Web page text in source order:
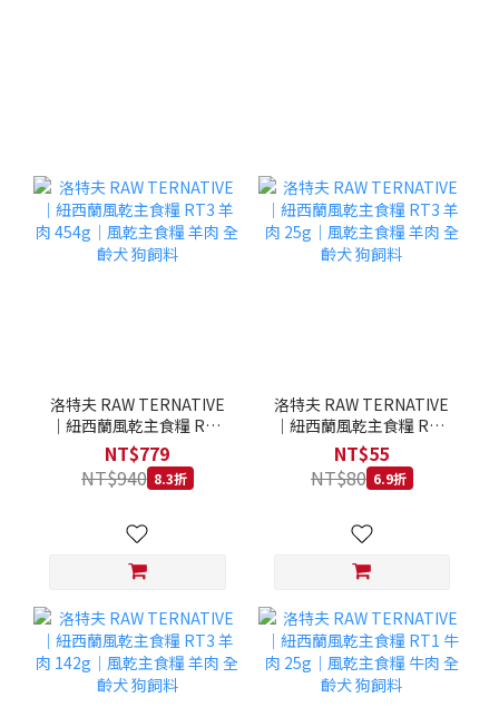
洛特夫 RAW TERNATIVE
｜紐西蘭風乾主食糧 RT3
羊肉 454g｜風乾主食糧 羊
肉 全齡犬 狗飼料
NT$779
NT$940 8.3折
洛特夫 RAW TERNATIVE
｜紐西蘭風乾主食糧 RT3
羊肉 25g｜風乾主食糧 羊
肉 全齡犬 狗飼料
NT$55
NT$80 6.9折